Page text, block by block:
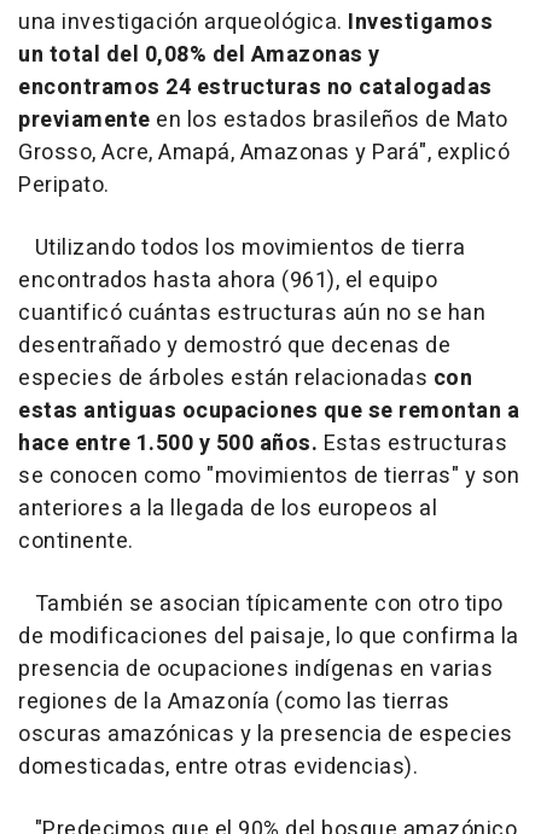
una investigación arqueológica. Investigamos
un total del 0,08% del Amazonas y
encontramos 24 estructuras no catalogadas
previamente en los estados brasileños de Mato
Grosso, Acre, Amapá, Amazonas y Pará", explicó
Peripato.
Utilizando todos los movimientos de tierra
encontrados hasta ahora (961), el equipo
cuantificó cuántas estructuras aún no se han
desentrañado y demostró que decenas de
especies de árboles están relacionadas con
estas antiguas ocupaciones que se remontan a
hace entre 1.500 y 500 años. Estas estructuras
se conocen como "movimientos de tierras" y son
anteriores a la llegada de los europeos al
continente.
También se asocian típicamente con otro tipo
de modificaciones del paisaje, lo que confirma la
presencia de ocupaciones indígenas en varias
regiones de la Amazonía (como las tierras
oscuras amazónicas y la presencia de especies
domesticadas, entre otras evidencias).